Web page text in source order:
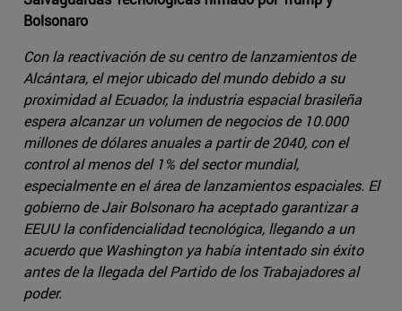
Bolsonaro
Con la reactivación de su centro de lanzamientos de
Alcántara, el mejor ubicado del mundo debido a su
proximidad al Ecuador, la industria espacial brasileña
espera alcanzar un volumen de negocios de 10.000
millones de dólares anuales a partir de 2040, con el
control al menos del 1% del sector mundial,
especialmente en el área de lanzamientos espaciales. El
gobierno de Jair Bolsonaro ha aceptado garantizar a
EEUU la confidencialidad tecnológica, llegando a un
acuerdo que Washington ya había intentado sin éxito
antes de la llegada del Partido de los Trabajadores al
poder.